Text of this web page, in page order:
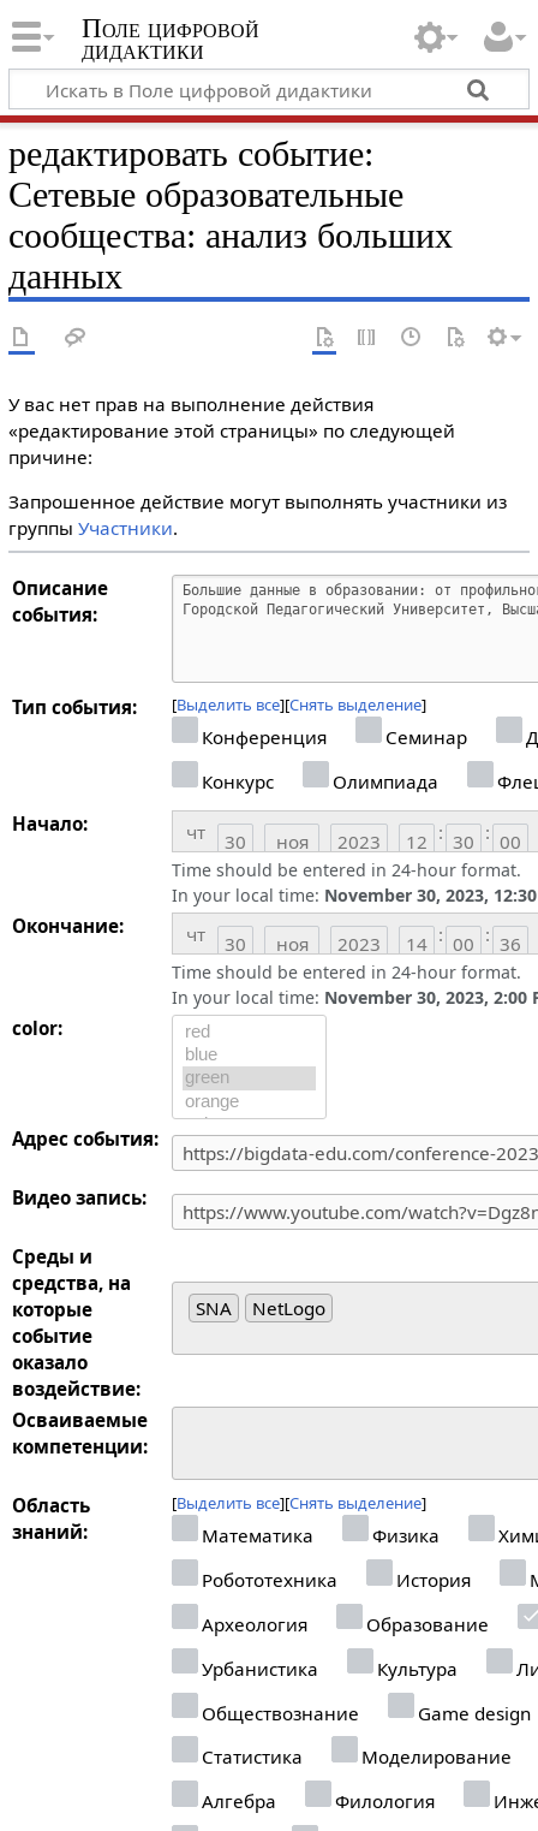
Поле цифровой
дидактики
редактировать событие:
Сетевые образовательные
сообщества: анализ больших
данных
У вас нет прав на выполнение действия
«редактирование этой страницы» по следующей
причине:
Запрошенное действие могут выполнять участники из
группы Участники.
Описание
события:
Тип события: Выделить все Снять выделение
Конференция Семинар
Конкурс
Олимпиада
Начало:
чт : :
Time should be entered in 24-hour format.
In your local time: November 30, 2023,
Окончание: чт : :
Time should be entered in 24-hour format.
In your local time: November 30, 2023,
color:
Адрес события:
Видео запись:
Среды и
средства, на
которые
событие
оказало
воздействие:
SNA NetLogo
Осваиваемые
компетенции:
Область
знаний:
Выделить все Снять выделение
Математика Физика
Робототехника
История
Археология
Образование
Урбанистика
Культура
Обществознание
Game design
Статистика
Моделирование
Алгебра
Филология